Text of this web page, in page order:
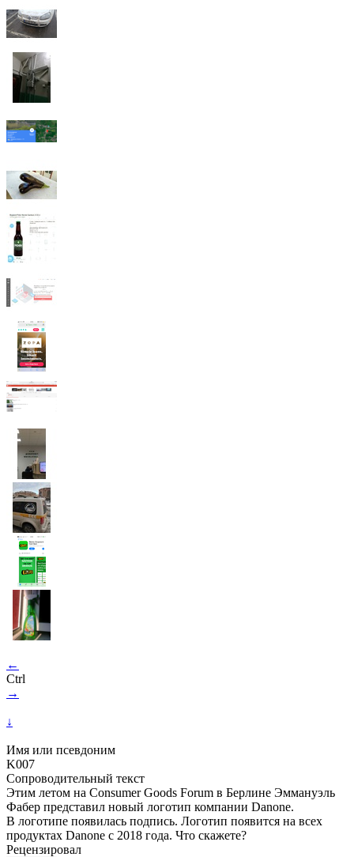
←
Ctrl
→
↓
Имя или псевдоним
K007
Сопроводительный текст
Этим летом на Consumer Goods Forum в Берлине Эммануэль
Фабер представил новый логотип компании Danone.
В логотипе появилась подпись. Логотип появится на всех
продуктах Danone с 2018 года. Что скажете?
Рецензировал